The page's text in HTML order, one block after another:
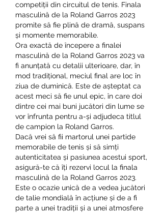
competiții din circuitul de tenis. Finala
masculină de la Roland Garros 2023
promite să fie plină de dramă, suspans
și momente memorabile.
Ora exactă de începere a finalei
masculină de la Roland Garros 2023 va
fi anunțată cu detalii ulterioare, dar, în
mod tradițional, meciul final are loc în
ziua de duminică. Este de așteptat ca
acest meci să fie unul epic, în care doi
dintre cei mai buni jucători din lume se
vor înfrunta pentru a-și adjudeca titlul
de campion la Roland Garros.
Dacă vrei să fii martorul unei partide
memorabile de tenis și să simți
autenticitatea și pasiunea acestui sport,
asigură-te că îți rezervi locul la finala
masculină de la Roland Garros 2023.
Este o ocazie unică de a vedea jucători
de talie mondială în acțiune și de a fi
parte a unei tradiții și a unei atmosfere